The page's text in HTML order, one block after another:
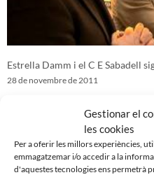
Gestionar el
les cookies
Per a oferir les millors experiències,
emmagatzemar i/o accedir a la
d'aquestes tecnologies ens permetrà
Estrella Damm i el C E Sabadell
28 de novembre de 2011